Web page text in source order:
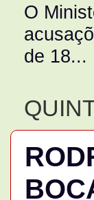
O
de 18...